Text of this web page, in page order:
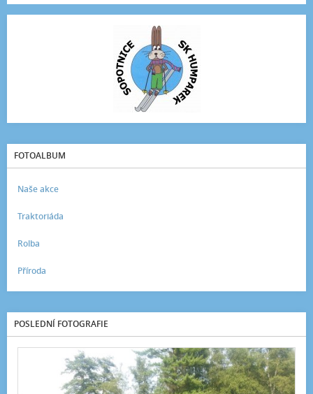
FOTOALBUM
Naše akce
Traktoriáda
Rolba
Příroda
POSLEDNÍ FOTOGRAFIE